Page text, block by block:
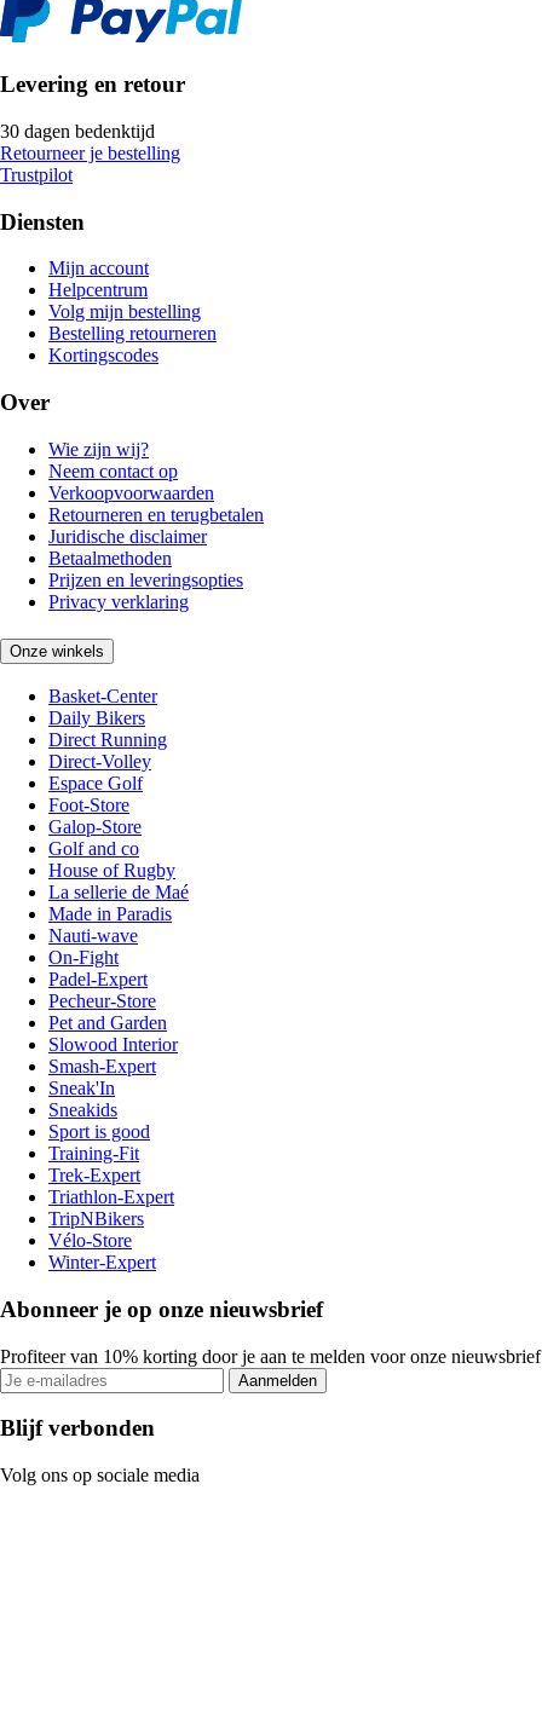
Levering en retour
30 dagen bedenktijd
Retourneer je bestelling
Trustpilot
Diensten
Mijn account
Helpcentrum
Volg mijn bestelling
Bestelling retourneren
Kortingscodes
Over
Wie zijn wij?
Neem contact op
Verkoopvoorwaarden
Retourneren en terugbetalen
Juridische disclaimer
Betaalmethoden
Prijzen en leveringsopties
Privacy verklaring
Onze winkels
Basket-Center
Daily Bikers
Direct Running
Direct-Volley
Espace Golf
Foot-Store
Galop-Store
Golf and co
House of Rugby
La sellerie de Maé
Made in Paradis
Nauti-wave
On-Fight
Padel-Expert
Pecheur-Store
Pet and Garden
Slowood Interior
Smash-Expert
Sneak'In
Sneakids
Sport is good
Training-Fit
Trek-Expert
Triathlon-Expert
TripNBikers
Vélo-Store
Winter-Expert
Abonneer je op onze nieuwsbrief
Profiteer van 10% korting door je aan te melden voor onze nieuwsbrief
Aanmelden
Blijf verbonden
Volg ons op sociale media